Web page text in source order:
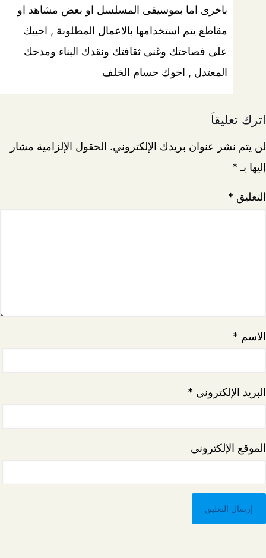
باخرى اما بموسيقى المسلسل او بعض مشاهد او
مقاطع يتم استخدامها بالاعمال المطلوبة , احييك
على فصاحتك وغنى ثقافتك ونقدك البناء ومدحك
المعتدل , اخوك حسام الخلف
اترك تعليقاً
لن يتم نشر عنوان بريدك الإلكتروني. الحقول الإلزامية مشار
إليها بـ *
التعليق *
الاسم *
البريد الإلكتروني *
الموقع الإلكتروني